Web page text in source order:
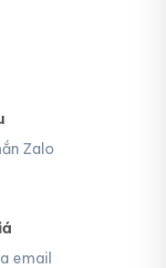
Zalo
email